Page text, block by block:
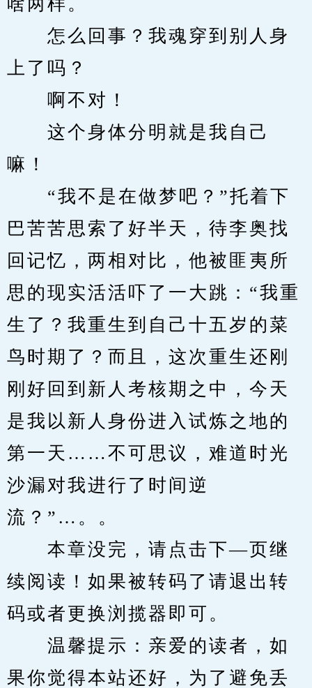
怎么回事？我魂穿到别人身
上了吗？
啊不对！
这个身体分明就是我自己
嘛！
“我不是在做梦吧？”托着下
巴苦苦思索了好半天，待李奥找
回记忆，两相对比，他被匪夷所
思的现实活活吓了一大跳：“我重
生了？我重生到自己十五岁的菜
鸟时期了？而且，这次重生还刚
刚好回到新人考核期之中，今天
是我以新人身份进入试炼之地的
第一天……不可思议，难道时光
沙漏对我进行了时间逆
流？”…。。
本章没完，请点击下—页继
续阅读！如果被转码了请退出转
码或者更换浏揽器即可。
温馨提示：亲爱的读者，如
果你觉得本站还好，为了避免丢